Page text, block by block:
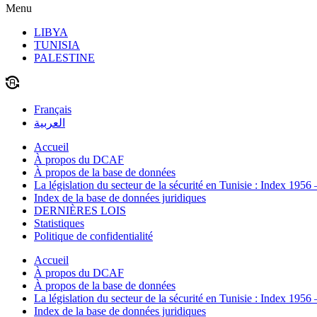
Menu
LIBYA
TUNISIA
PALESTINE
Français
العربية
Accueil
À propos du DCAF
À propos de la base de données
La législation du secteur de la sécurité en Tunisie : Index 1956
Index de la base de données juridiques
DERNIÈRES LOIS
Statistiques
Politique de confidentialité
Accueil
À propos du DCAF
À propos de la base de données
La législation du secteur de la sécurité en Tunisie : Index 1956
Index de la base de données juridiques